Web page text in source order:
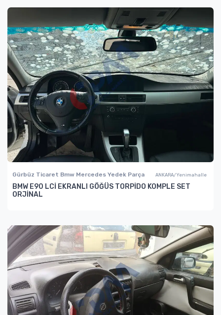
Gürbüz Ticaret Bmw Mercedes Yedek Parça ANKARA/Yenimahalle
BMW E90 LCİ EKRANLI GÖĞÜS TORPİDO KOMPLE SET
ORJİNAL